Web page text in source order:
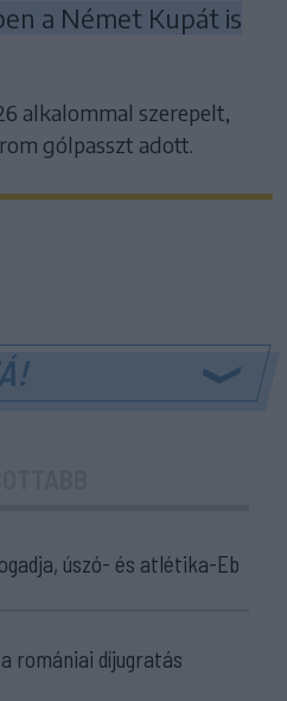
a Német Kupát is
alkalommal szerepelt,
gólpasszt adott.
úszó- és atlétika-Eb
romániai díjugratás